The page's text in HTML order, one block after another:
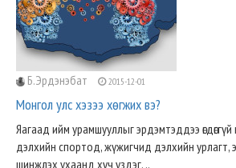
Б.Эрдэнэбат 2015-12-01
Монгол улс хэзээ хөгжих вэ?
Яагаад ийм урамшууллыг эрдэмтэддээ
дэлхийн спортод, жүжигчид дэлхийн урлагт,
шинжлэх ухаанд хүч үздэг. ..